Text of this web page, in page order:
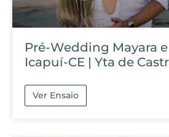
Pré-Wedding Mayara
Icapuí-CE | Yta de
Ver Ensaio